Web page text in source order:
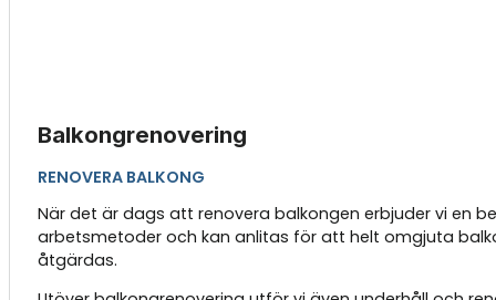
Balkongrenovering
RENOVERA BALKONG
När det är dags att renovera balkongen erbjuder vi en
arbetsmetoder och kan anlitas för att helt omgjuta
åtgärdas.